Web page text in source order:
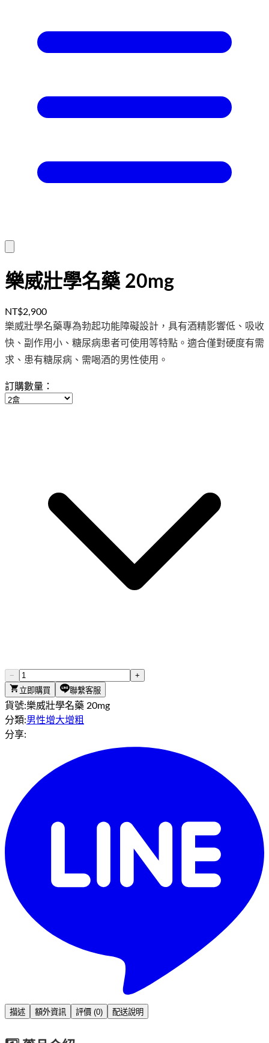
樂威壯學名藥 20mg
NT$2,900
樂威壯學名藥專為勃起功能障礙設計，具有酒精影響低、吸收
快、副作用小、糖尿病患者可使用等特點。適合僅對硬度有需
求、患有糖尿病、需喝酒的男性使用。
訂購數量：
−
+
立即購買
聯繫客服
貨號:樂威壯學名藥 20mg
分類:男性增大增粗
分享:
描述 額外資訊 評價 (0) 配送說明